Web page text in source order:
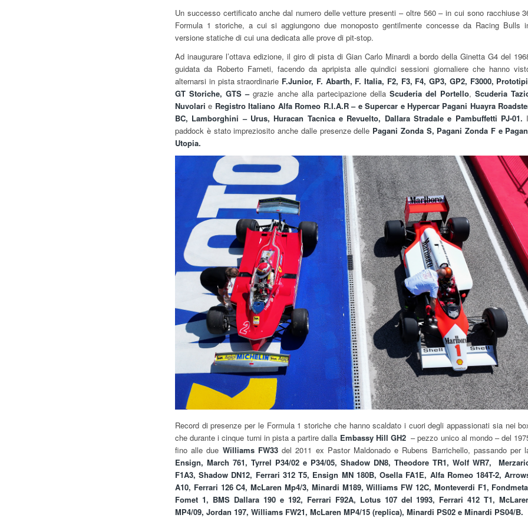
Un successo certificato anche dal numero delle vetture presenti – oltre 560 – in cui sono racchiuse
Formula 1 storiche, a cui si aggiungono due monoposto gentilmente concesse da Racing Bulls
versione statiche di cui una dedicata alle prove di pit-stop.
Ad inaugurare l’ottava edizione, il giro di pista di Gian Carlo Minardi a bordo della Ginetta G4 del
guidata da Roberto Farneti, facendo da apripista alle quindici sessioni giornaliere che hanno
alternarsi in pista straordinarie F.Junior, F. Abarth, F. Italia, F2, F3, F4, GP3, GP2, F3000,
GT Storiche, GTS –grazie anche alla partecipazione dellaScuderia del Portello,Scuderia
Nuvolarie Registro Italiano Alfa Romeo R.I.A.R – e Supercar e Hypercar Pagani Huayra
BC, Lamborghini – Urus, Huracan Tacnica e Revuelto, Dallara Stradale e Pambuffetti PJ-01.
paddock è stato impreziosito anche dalle presenze delle Pagani Zonda S, Pagani Zonda F e
Utopia.
Record di presenze per le Formula 1 storiche che hanno scaldato i cuori degli appassionati sia nei
che durante i cinque turni in pista a partire dalla Embassy Hill GH2– pezzo unico al mondo – del
fino alle due Williams FW33del 2011 ex Pastor Maldonado e Rubens Barrichello, passando per
Ensign, March 761, Tyrrel P34/02 e P34/05, Shadow DN8, Theodore TR1, Wolf WR7,
F1A3, Shadow DN12, Ferrari 312 T5, Ensign MN 180B, Osella FA1E, Alfa Romeo 184T-2,
A10, Ferrari 126 C4, McLaren Mp4/3, Minardi M189, Williams FW 12C, Monteverdi F1,
Fomet 1, BMS Dallara 190 e 192, Ferrari F92A, Lotus 107 del 1993, Ferrari 412 T1,
MP4/09, Jordan 197, Williams FW21, McLaren MP4/15 (replica), Minardi PS02 e Minardi PS04/B.